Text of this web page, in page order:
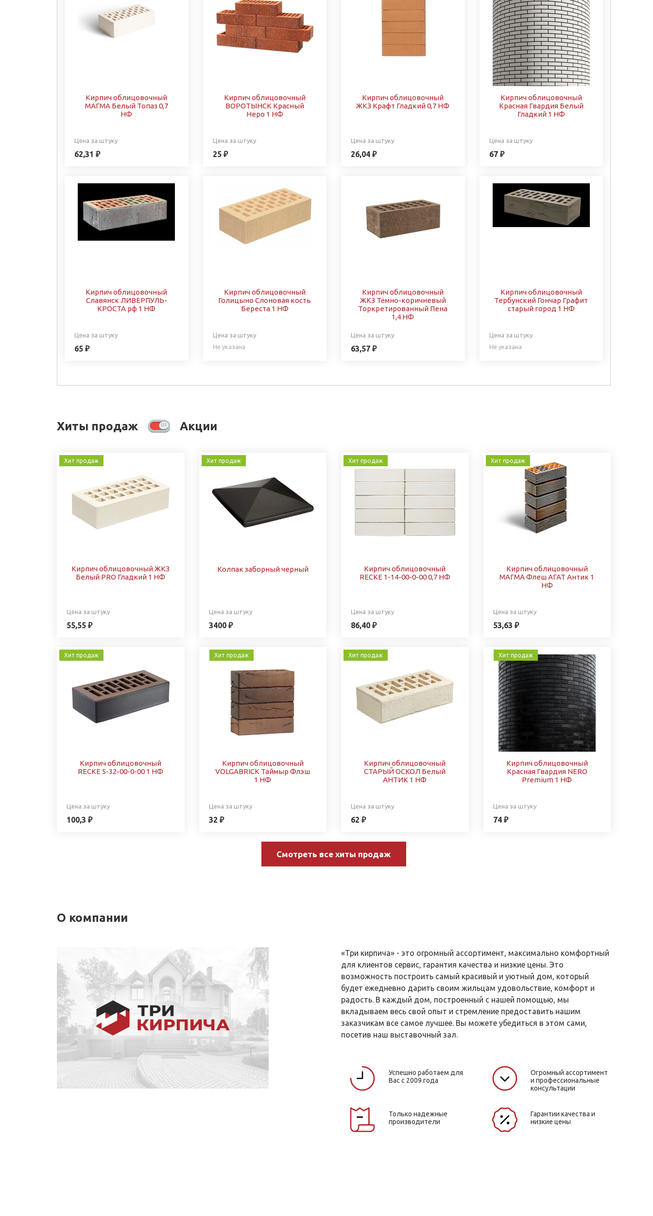
Кирпич облицовочный
МАГМА Белый Топаз 0,7
НФ
Цена за штуку
62,31 ₽
Кирпич облицовочный
ВОРОТЫНСК Красный
Неро 1 НФ
Цена за штуку
25 ₽
Кирпич облицовочный
ЖКЗ Крафт Гладкий 0,7 НФ
Цена за штуку
26,04 ₽
Кирпич облицовочный
Красная Гвардия Белый
Гладкий 1 НФ
Цена за штуку
67 ₽
Кирпич облицовочный
Славянск ЛИВЕРПУЛЬ-
КРОСТА рф 1 НФ
Цена за штуку
65 ₽
Кирпич облицовочный
Голицыно Слоновая кость
Береста 1 НФ
Цена за штуку
Не указана
Кирпич облицовочный
ЖКЗ Тёмно-коричневый
Торкретированный Пена
1,4 НФ
Цена за штуку
63,57 ₽
Кирпич облицовочный
Тербунский Гончар Графит
старый город 1 НФ
Цена за штуку
Не указана
Хиты продаж Акции
Хит продаж
Кирпич облицовочный ЖКЗ
Белый PRO Гладкий 1 НФ
Цена за штуку
55,55 ₽
Хит продаж
Колпак заборный черный
Цена за штуку
3400 ₽
Хит продаж
Кирпич облицовочный
RECKE 1-14-00-0-00 0,7 НФ
Цена за штуку
86,40 ₽
Хит продаж
Кирпич облицовочный
МАГМА Флеш АГАТ Антик 1
НФ
Цена за штуку
53,63 ₽
Хит продаж
Кирпич облицовочный
RECKE 5-32-00-0-00 1 НФ
Цена за штуку
100,3 ₽
Хит продаж
Кирпич облицовочный
VOLGABRICK Таймыр Флэш
1 НФ
Цена за штуку
32 ₽
Хит продаж
Кирпич облицовочный
СТАРЫЙ ОСКОЛ Белый
АНТИК 1 НФ
Цена за штуку
62 ₽
Хит продаж
Кирпич облицовочный
Красная Гвардия NERO
Premium 1 НФ
Цена за штуку
74 ₽
Смотреть все хиты продаж
О компании
«Три кирпича» - это огромный ассортимент, максимально комфортный
для клиентов сервис, гарантия качества и низкие цены. Это
возможность построить самый красивый и уютный дом, который
будет ежедневно дарить своим жильцам удовольствие, комфорт и
радость. В каждый дом, построенный с нашей помощью, мы
вкладываем весь свой опыт и стремление предоставить нашим
заказчикам все самое лучшее. Вы можете убедиться в этом сами,
посетив наш выставочный зал.
Успешно работаем для
Вас с 2009 года
Огромный ассортимент
и профессиональные
консультации
Только надежные
производители
Гарантии качества и
низкие цены